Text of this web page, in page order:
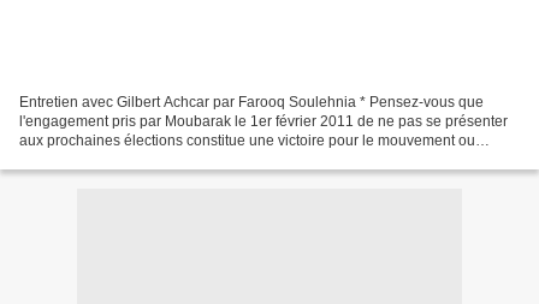
Entretien avec Gilbert Achcar par Farooq Soulehnia * Pensez-vous que
l'engagement pris par Moubarak le 1er février 2011 de ne pas se présenter
aux prochaines élections constitue une victoire pour le mouvement ou